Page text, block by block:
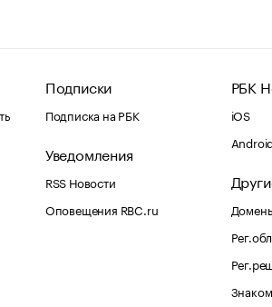
Подписки
Подписка на РБК
Уведомления
RSS Новости
Оповещения RBC.ru
РБК
iOS